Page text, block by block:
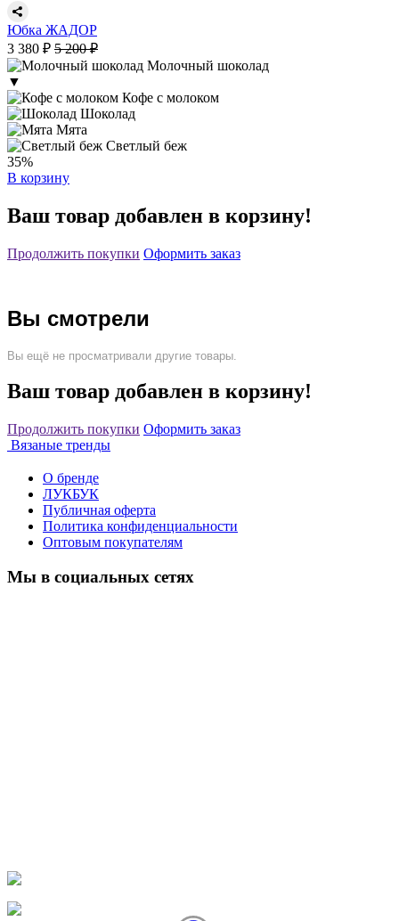
Юбка ЖАДОР
3 380 ₽ 5 200 ₽
Молочный шоколад
▼
Кофе с молоком
Шоколад
Мята
Светлый беж
35%
В корзину
Ваш товар добавлен в корзину!
Продолжить покупки Оформить заказ
Вы смотрели
Вы ещё не просматривали другие товары.
Ваш товар добавлен в корзину!
Продолжить покупки Оформить заказ
Вязаные тренды
О бренде
ЛУКБУК
Публичная оферта
Политика конфиденциальности
Оптовым покупателям
Мы в социальных сетях